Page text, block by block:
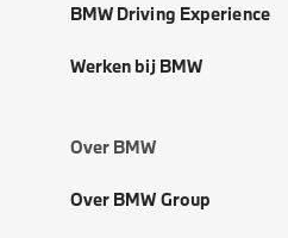
BMW Driving Experience
Werken bij BMW
Over BMW
Over BMW Group